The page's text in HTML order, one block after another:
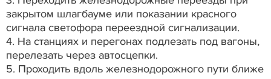
закрытом шлагбауме или показании красного
сигнала светофора переездной сигнализации.
4. На станциях и перегонах подлезать под вагоны,
перелезать через автосцепки.
5. Проходить вдоль железнодорожного пути ближе